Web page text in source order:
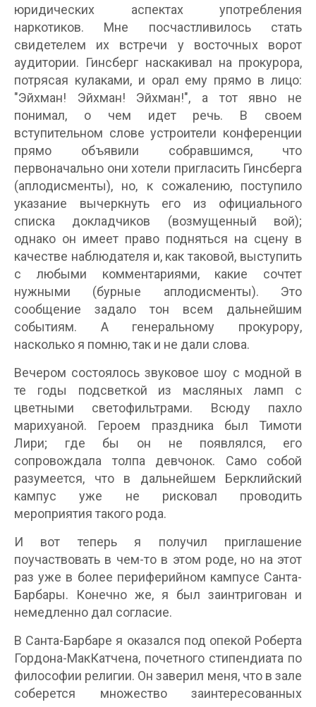
юридических аспектах употребления
наркотиков. Мне посчастливилось стать
свидетелем их встречи у восточных ворот
аудитории. Гинсберг наскакивал на прокурора,
потрясая кулаками, и орал ему прямо в лицо:
"Эйхман! Эйхман! Эйхман!", а тот явно не
понимал, о чем идет речь. В своем
вступительном слове устроители конференции
прямо объявили собравшимся, что
первоначально они хотели пригласить Гинсберга
(аплодисменты), но, к сожалению, поступило
указание вычеркнуть его из официального
списка докладчиков (возмущенный вой);
однако он имеет право подняться на сцену в
качестве наблюдателя и, как таковой, выступить
с любыми комментариями, какие сочтет
нужными (бурные аплодисменты). Это
сообщение задало тон всем дальнейшим
событиям. А генеральному прокурору,
насколько я помню, так и не дали слова.
Вечером состоялось звуковое шоу с модной в
те годы подсветкой из масляных ламп с
цветными светофильтрами. Всюду пахло
марихуаной. Героем праздника был Тимоти
Лири; где бы он не появлялся, его
сопровождала толпа девчонок. Само собой
разумеется, что в дальнейшем Берклийский
кампус уже не рисковал проводить
мероприятия такого рода.
И вот теперь я получил приглашение
поучаствовать в чем-то в этом роде, но на этот
раз уже в более периферийном кампусе Санта-
Барбары. Конечно же, я был заинтригован и
немедленно дал согласие.
В Санта-Барбаре я оказался под опекой Роберта
Гордона-МакКатчена, почетного стипендиата по
философии религии. Он заверил меня, что в зале
соберется множество заинтересованных